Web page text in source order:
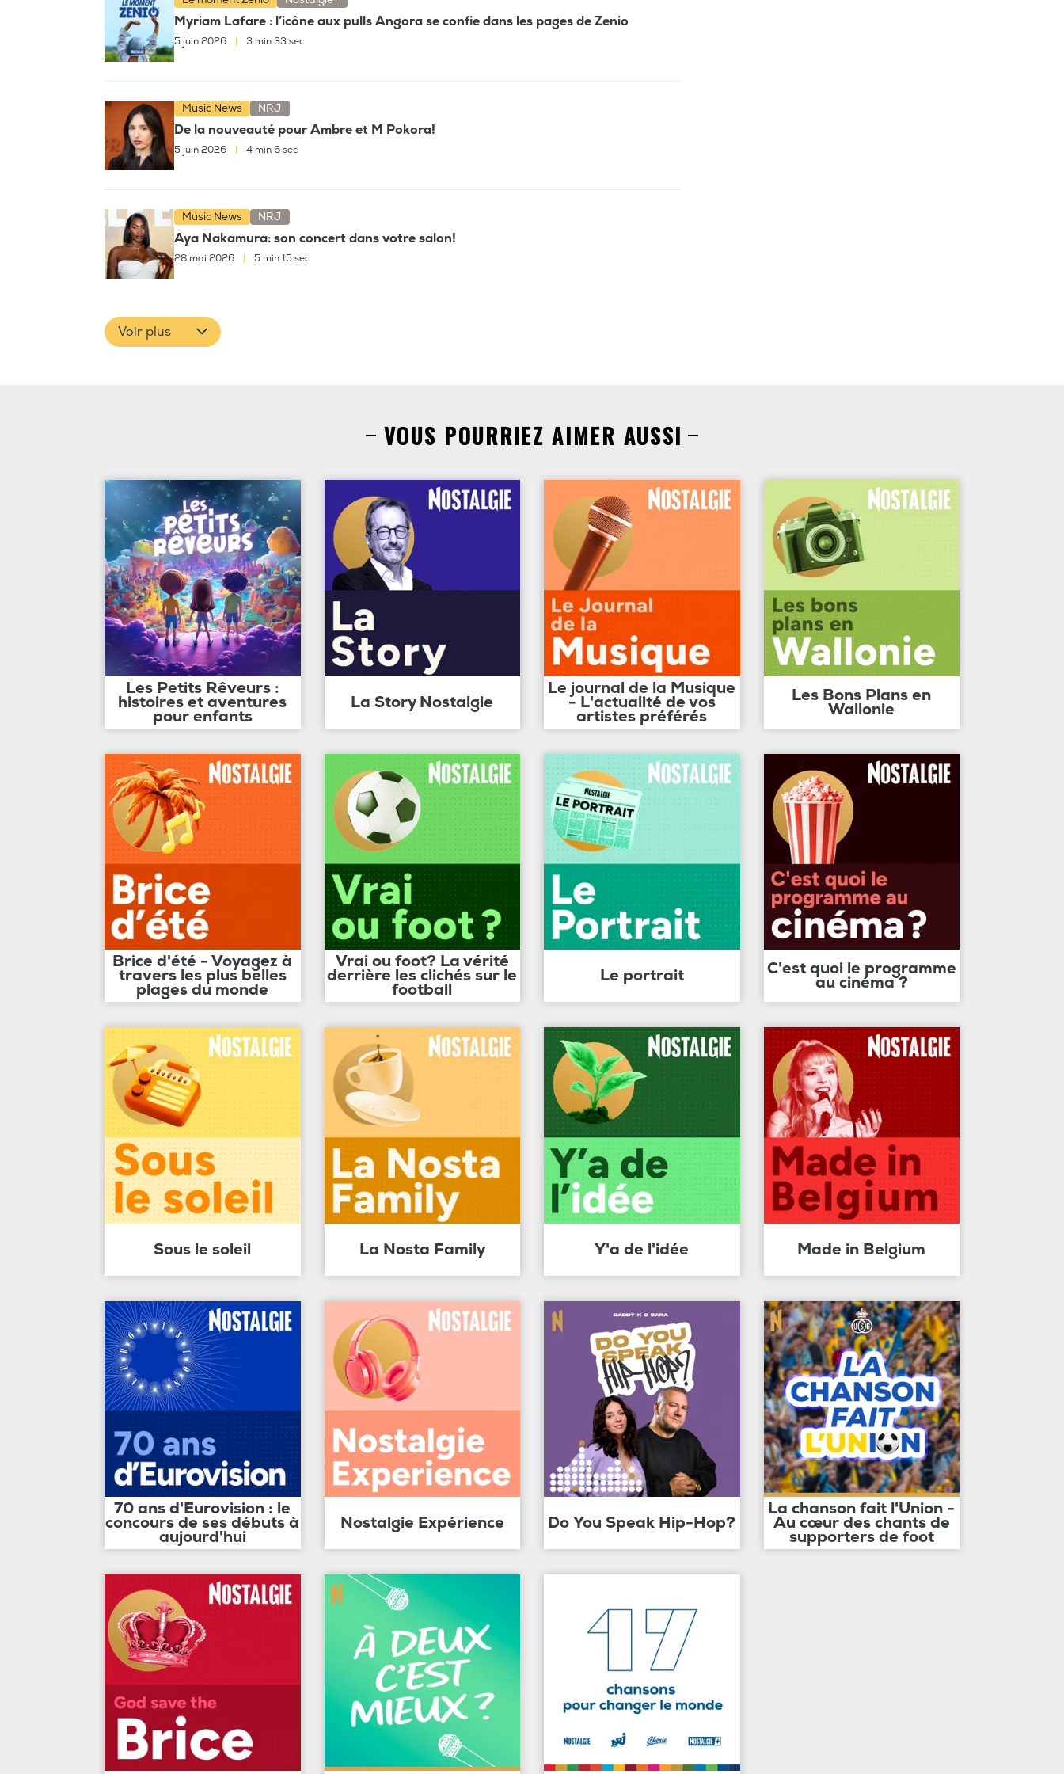
Myriam Lafare : l’icône aux pulls Angora se confie dans les pages de Zenio
5 juin 2026 3 min 33 sec
Music News NRJ
De la nouveauté pour Ambre et M Pokora!
5 juin 2026 4 min 6 sec
Music News NRJ
Aya Nakamura: son concert dans votre salon!
28 mai 2026 5 min 15 sec
Voir plus
VOUS POURRIEZ AIMER AUSSI
Les Petits Rêveurs :
histoires et aventures
pour enfants
La Story Nostalgie
Le journal de la Musique
- L'actualité de vos
artistes préférés
Les Bons Plans en
Wallonie
Brice d'été - Voyagez à
travers les plus belles
plages du monde
Vrai ou foot? La vérité
derrière les clichés sur le
football
Le portrait C'est quoi le programme
au cinéma ?
Sous le soleil La Nosta Family Y'a de l'idée Made in Belgium
70 ans d'Eurovision : le
concours de ses débuts à
aujourd'hui
Nostalgie Expérience Do You Speak Hip-Hop?
La chanson fait l'Union -
Au cœur des chants de
supporters de foot